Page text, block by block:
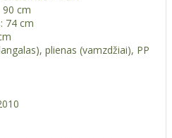
cm
74 cm
plienas (vamzdžiai), PP